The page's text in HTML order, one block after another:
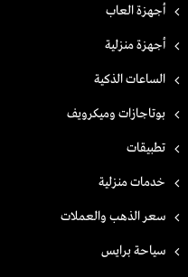
أجهزة العاب
أجهزة منزلية
الساعات الذكية
بوتاجازات وميكرويف
تطبيقات
خدمات منزلية
سعر الذهب والعملات
سياحة برايس